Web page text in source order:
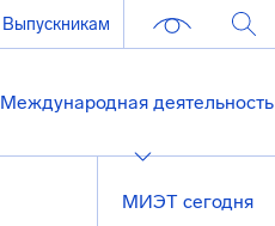
Выпускникам
Международная деятельность
МИЭТ сегодня